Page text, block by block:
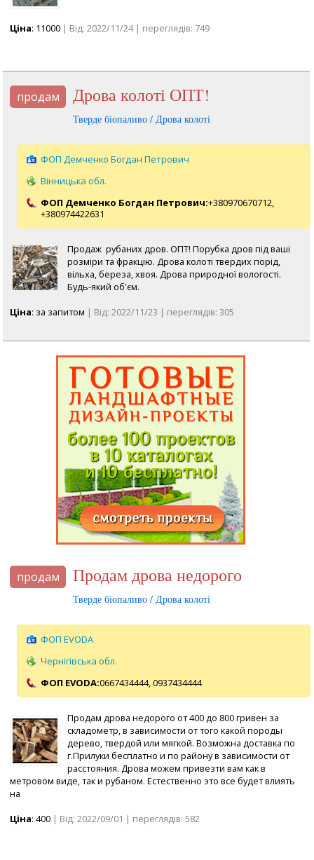
Ціна: 11000 | Від: 2022/11/24 | переглядів: 749
продам дрова колоті ОПТ!
Тверде біопаливо / Дрова колоті
ФОП Демченко Богдан Петрович
Вінницька обл.
ФОП Демченко Богдан Петрович:+380970670712,
+380974422631
Продаж рубаних дров. ОПТ! Порубка дров під ваші
розміри та фракцію. Дрова колоті твердих порід,
вільха, береза, хвоя. Дрова природної вологості.
Будь-який об'єм.
Ціна: за запитом | Від: 2022/11/23 | переглядів: 305
продам Продам дрова недорого
Тверде біопаливо / Дрова колоті
ФОП EVODA
Чернігівська обл.
ФОП EVODA:0667434444, 0937434444
Продам дрова недорого от 400 до 800 гривен за
складометр, в зависимости от того какой породы
дерево, твердой или мягкой. Возможна доставка по
г.Прилуки бесплатно и по району в зависимости от
расстояния. Дрова можем привезти вам как в
метровом виде, так и рубаном. Естественно это все будет влиять
на
Ціна: 400 | Від: 2022/09/01 | переглядів: 582